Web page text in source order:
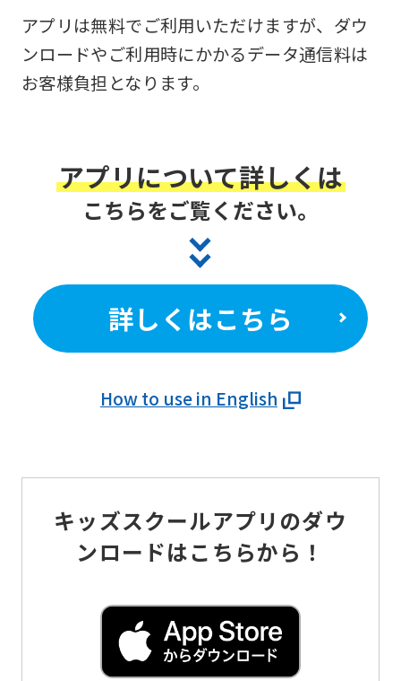
アプリは無料でご利用いただけますが、ダウ
ンロードやご利用時にかかるデータ通信料は
お客様負担となります。
アプリについて詳しくは
こちらをご覧ください。
詳しくはこちら
How to use in English
キッズスクールアプリのダウ
ンロードはこちらから！